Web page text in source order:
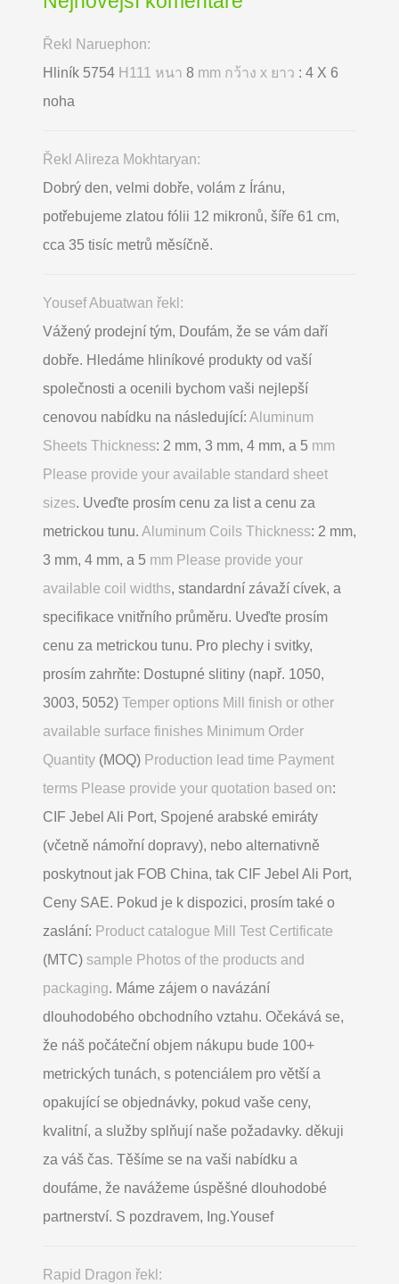
Řekl Naruephon:
Hliník 5754 H111 หนา 8 mm กว้าง x ยาว : 4 X 6
noha
Řekl Alireza Mokhtaryan:
Dobrý den, velmi dobře, volám z Íránu,
potřebujeme zlatou fólii 12 mikronů, šíře 61 cm,
cca 35 tisíc metrů měsíčně.
Yousef Abuatwan řekl:
Vážený prodejní tým, Doufám, že se vám daří
dobře. Hledáme hliníkové produkty od vaší
společnosti a ocenili bychom vaši nejlepší
cenovou nabídku na následující: Aluminum
Sheets Thickness: 2 mm, 3 mm, 4 mm, a 5 mm
Please provide your available standard sheet
sizes. Uveďte prosím cenu za list a cenu za
metrickou tunu. Aluminum Coils Thickness: 2 mm,
3 mm, 4 mm, a 5 mm Please provide your
available coil widths, standardní závaží cívek, a
specifikace vnitřního průměru. Uveďte prosím
cenu za metrickou tunu. Pro plechy i svitky,
prosím zahrňte: Dostupné slitiny (např. 1050,
3003, 5052) Temper options Mill finish or other
available surface finishes Minimum Order
Quantity (MOQ) Production lead time Payment
terms Please provide your quotation based on:
CIF Jebel Ali Port, Spojené arabské emiráty
(včetně námořní dopravy), nebo alternativně
poskytnout jak FOB China, tak CIF Jebel Ali Port,
Ceny SAE. Pokud je k dispozici, prosím také o
zaslání: Product catalogue Mill Test Certificate
(MTC) sample Photos of the products and
packaging. Máme zájem o navázání
dlouhodobého obchodního vztahu. Očekává se,
že náš počáteční objem nákupu bude 100+
metrických tunách, s potenciálem pro větší a
opakující se objednávky, pokud vaše ceny,
kvalitní, a služby splňují naše požadavky. děkuji
za váš čas. Těšíme se na vaši nabídku a
doufáme, že navážeme úspěšné dlouhodobé
partnerství. S pozdravem, Ing.Yousef
Rapid Dragon řekl: